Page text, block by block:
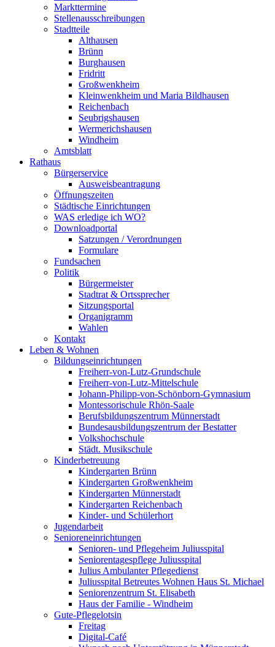
Markttermine
Stellenausschreibungen
Stadtteile
Althausen
Brünn
Burghausen
Fridritt
Großwenkheim
Kleinwenkheim und Maria Bildhausen
Reichenbach
Seubrigshausen
Wermerichshausen
Windheim
Amtsblatt
Rathaus
Bürgerservice
Ausweisbeantragung
Öffnungszeiten
Städtische Einrichtungen
WAS erledige ich WO?
Downloadportal
Satzungen / Verordnungen
Formulare
Fundsachen
Politik
Bürgermeister
Stadtrat & Ortssprecher
Sitzungsportal
Organigramm
Wahlen
Kontakt
Leben & Wohnen
Bildungseinrichtungen
Freiherr-von-Lutz-Grundschule
Freiherr-von-Lutz-Mittelschule
Johann-Philipp-von-Schönborn-Gymnasium
Montessorischule Rhön-Saale
Berufsbildungszentrum Münnerstadt
Bundesausbildungszentrum der Bestatter
Volkshochschule
Städt. Musikschule
Kinderbetreuung
Kindergarten Brünn
Kindergarten Großwenkheim
Kindergarten Münnerstadt
Kindergarten Reichenbach
Kinder- und Schülerhort
Jugendarbeit
Senioreneinrichtungen
Senioren- und Pflegeheim Juliusspital
Seniorentagespflege Juliusspital
Julius Ambulanter Pflegedienst
Juliusspital Betreutes Wohnen Haus St. Michael
Seniorenzentrum St. Elisabeth
Haus der Familie - Windheim
Gute-Pflegelotsin
Freitag
Digital-Café